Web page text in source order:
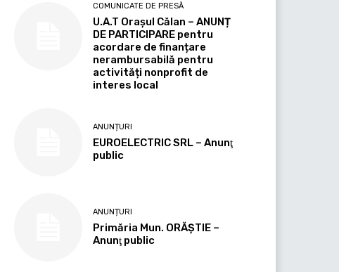
COMUNICATE DE PRESĂ
U.A.T Orașul Călan – ANUNȚ
DE PARTICIPARE pentru
acordare de finanțare
nerambursabilă pentru
activități nonprofit de
interes local
ANUNȚURI
EUROELECTRIC SRL – Anunţ
public
ANUNȚURI
Primăria Mun. ORĂȘTIE –
Anunţ public